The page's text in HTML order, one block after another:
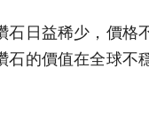
石日益稀少，價格
石的價值在全球不